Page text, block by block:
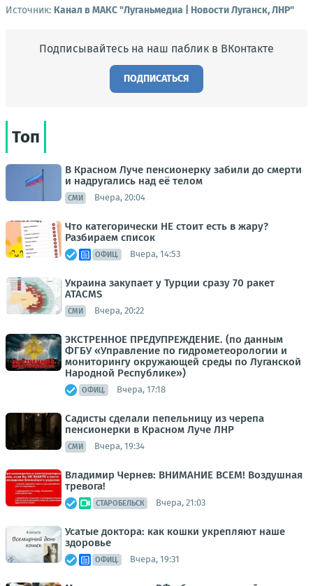
Источник: Канал в МАКС "Луганьмедиа | Новости Луганск, ЛНР"
Подписывайтесь на наш паблик в ВКонтакте
ПОДПИСАТЬСЯ
Топ
В Красном Луче пенсионерку забили до смерти
и надругались над её телом
СМИ Вчера, 20:04
Что категорически НЕ стоит есть в жару?
Разбираем список
ОФИЦ. Вчера, 14:53
Украина закупает у Турции сразу 70 ракет
ATACMS
СМИ Вчера, 20:22
ЭКСТРЕННОЕ ПРЕДУПРЕЖДЕНИЕ. (по данным
ФГБУ «Управление по гидрометеорологии и
мониторингу окружающей среды по Луганской
Народной Республике»)
ОФИЦ. Вчера, 17:18
Садисты сделали пепельницу из черепа
пенсионерки в Красном Луче ЛНР
СМИ Вчера, 19:34
Владимир Чернев: ВНИМАНИЕ ВСЕМ! Воздушная
тревога!
СТАРОБЕЛЬСК Вчера, 21:03
Усатые доктора: как кошки укрепляют наше
здоровье
ОФИЦ. Вчера, 19:31